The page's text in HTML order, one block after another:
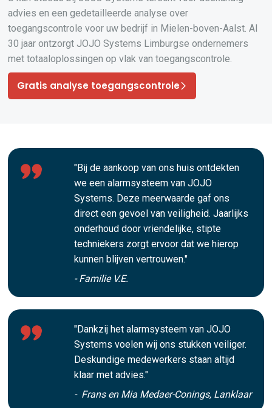
advies en een gedetailleerde analyse over
toegangscontrole voor uw bedrijf in Mielen-boven-Aalst. Al
30 jaar ontzorgt JOJO Systems Limburgse ondernemers
met totaaloplossingen op vlak van toegangscontrole.
Gratis analyse toegangscontrole
"Bij de aankoop van ons huis ontdekten
we een alarmsysteem van JOJO
Systems. Deze meerwaarde gaf ons
direct een gevoel van veiligheid. Jaarlijks
onderhoud door vriendelijke, stipte
techniekers zorgt ervoor dat we hierop
kunnen blijven vertrouwen."
- Familie V.E.
"Dankzij het alarmsysteem van JOJO
Systems voelen wij ons stukken veiliger.
Deskundige medewerkers staan altijd
klaar met advies."
- Frans en Mia Medaer-Conings, Lanklaar